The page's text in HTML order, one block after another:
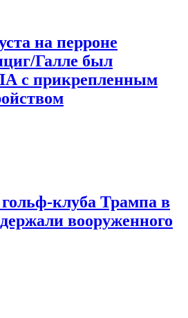
на перроне
Галле был
с прикрепленным
клуба Трампа в
вооруженного